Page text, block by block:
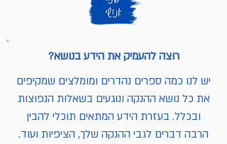
רוצה להעמיק את הידע בנושא?
יש לנו כמה ספרים נהדרים ומומלצים שמקיפים
את כל נושא ההנקה ונוגעים בשאלות הנפוצות
ובכלל. בעזרת הידע המתאים תוכלי להבין
הרבה דברים לגבי ההנקה שלך, הציפיות ועוד.